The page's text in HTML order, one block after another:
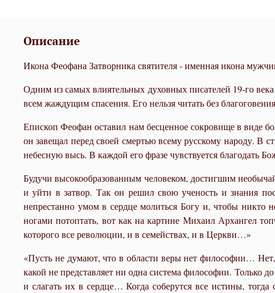
Описание
Икона Феофана Затворника святителя - именная икона
Одним из самых влиятельных духовных писателей 19-го
всем жаждущим спасения. Его нельзя читать без
Епископ Феофан оставил нам бесценное сокровище в виде
он завещал перед своей смертью всему русскому народу. В
небесную высь. В каждой его фразе чувствуется благодать
Будучи высокообразованным человеком, достигшим
и уйти в затвор. Так он решил свою ученость и знания
непрестанно умом в сердце молиться Богу и, чтобы
ногами потоптать, вот как на картине Михаил Архангел
которого все революции, и в семействах, и в Церкви…»
«Пусть не думают, что в области веры нет философии…
какой не представляет ни одна система философии. Только
и слагать их в сердце… Когда соберутся все истины,